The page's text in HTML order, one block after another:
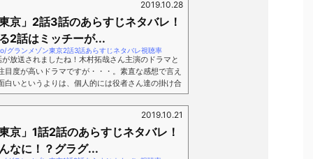
語の随所は違うはずです。なのでここは一つ、グラ
をお伝えしつつ、二つ星の料理人の事もちょろっ
2019.10.28
京」2話3話のあらすじネタバレ！
2話はミッチーが...
ランメゾン東京2話3話あらすじネタバレ視聴率
放送されましたね！木村拓哉さん主演のドラマと
目度が高いドラマですが・・・。素直な感想で言え
白いというよりは、個人的には役者さん達の掛け合
が好きです！なかなか目が離せないグランメゾン東
ラグラメゾン東京も気になってしまいますよ
メゾン東京の2話について紹介していきたいと思い
ンメゾン東京は？】 (adsbygoogle = window.ads
グ...
2019.10.21
京」1話2話のあらすじネタバレ！
なに！？グラグ...